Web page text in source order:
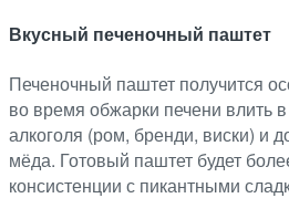
Вкусный печеночный паштет
Печеночный паштет получится
во время обжарки печени влить
алкоголя (ром, бренди, виски) и
мёда. Готовый паштет будет
консистенции с пикантными